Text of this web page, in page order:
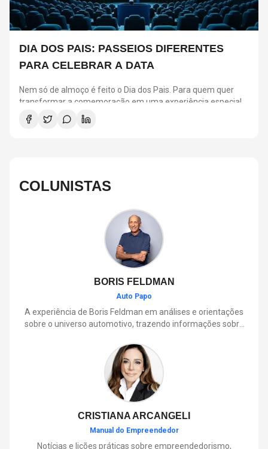
DIA DOS PAIS: PASSEIOS DIFERENTES
PARA CELEBRAR A DATA
Nem só de almoço é feito o Dia dos Pais. Para quem quer
transformar a comemoração em uma experiência especial,
São Paulo reúne atrações para todos os estilos.
Selecionamos seis passeios que prometem agradar pais e
COLUNISTAS
BORIS FELDMAN
Auto Papo
A experiência de Boris Feldman em análises e orientações
sobre o universo automotivo, trazendo informações sobre
que envolve o dia a dia dos motoristas.
CRISTIANA ARCANGELI
Manual do Empreendedor
Notícias e lições práticas sobre empreendedorismo,